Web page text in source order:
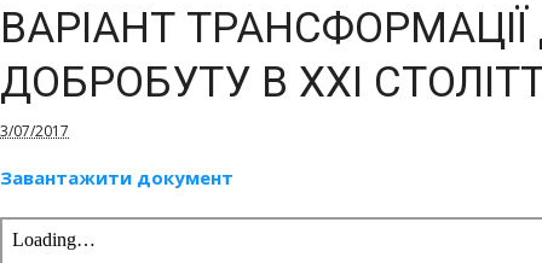
ВАРІАНТ
ДОБРОБУТУ В ХХІ
3/07/2017
Завантажити документ